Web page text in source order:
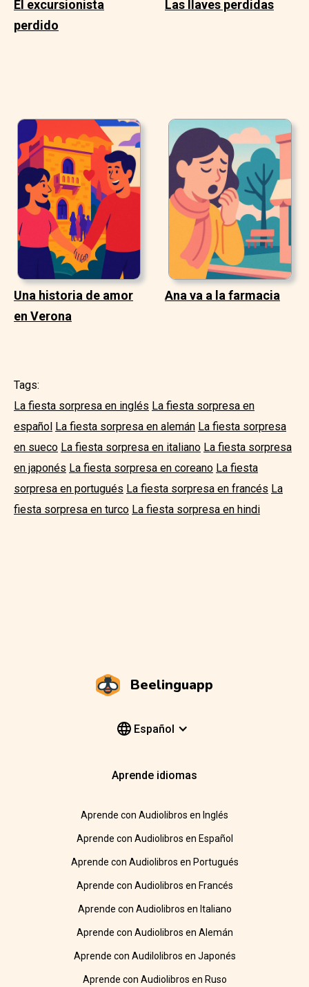
El excursionista
perdido
Las llaves perdidas
Una historia de amor
en Verona
Ana va a la farmacia
Tags:
La fiesta sorpresa en inglés La fiesta sorpresa en
español La fiesta sorpresa en alemán La fiesta sorpresa
en sueco La fiesta sorpresa en italiano La fiesta sorpresa
en japonés La fiesta sorpresa en coreano La fiesta
sorpresa en portugués La fiesta sorpresa en francés La
fiesta sorpresa en turco La fiesta sorpresa en hindi
Beelinguapp
Español
Aprende idiomas
Aprende con Audiolibros en Inglés
Aprende con Audiolibros en Español
Aprende con Audiolibros en Portugués
Aprende con Audiolibros en Francés
Aprende con Audiolibros en Italiano
Aprende con Audiolibros en Alemán
Aprende con Audilolibros en Japonés
Aprende con Audiolibros en Ruso